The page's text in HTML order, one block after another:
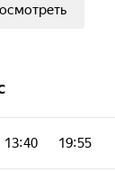
13:40 19:55